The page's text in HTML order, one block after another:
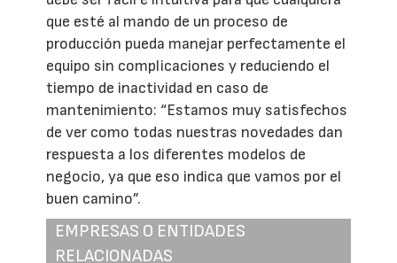
que esté al mando de un proceso de
producción pueda manejar perfectamente el
equipo sin complicaciones y reduciendo el
tiempo de inactividad en caso de
mantenimiento: “Estamos muy satisfechos
de ver como todas nuestras novedades dan
respuesta a los diferentes modelos de
negocio, ya que eso indica que vamos por el
buen camino”.
EMPRESAS O ENTIDADES
RELACIONADAS